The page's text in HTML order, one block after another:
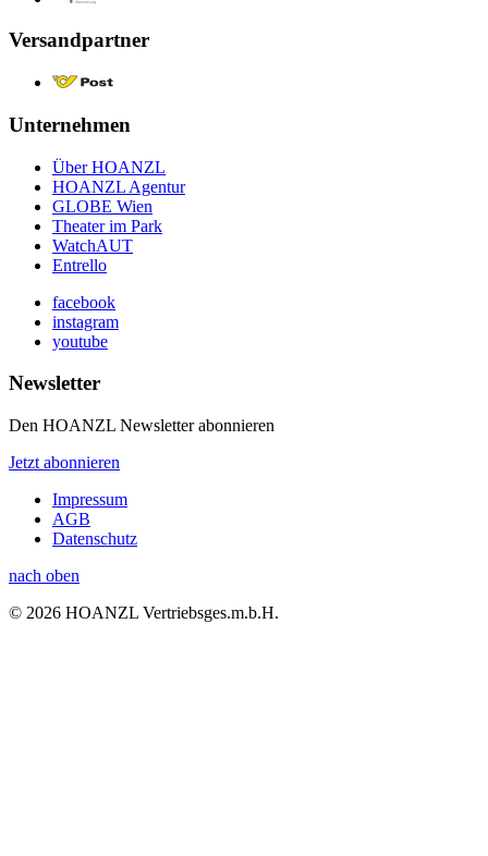
Versandpartner
Unternehmen
Über HOANZL
HOANZL Agentur
GLOBE Wien
Theater im Park
WatchAUT
Entrello
facebook
instagram
youtube
Newsletter
Den HOANZL Newsletter abonnieren
Jetzt abonnieren
Impressum
AGB
Datenschutz
nach oben
© 2026 HOANZL Vertriebsges.m.b.H.